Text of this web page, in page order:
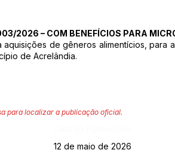
2026 – COM BENEFÍCIOS PARA
de gêneros alimentícios, para
de Acrelândia.
para localizar a publicação oficial.
12 de maio de 2026